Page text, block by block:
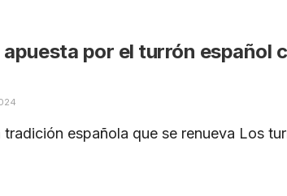
por el turrón español
española que se renueva Los